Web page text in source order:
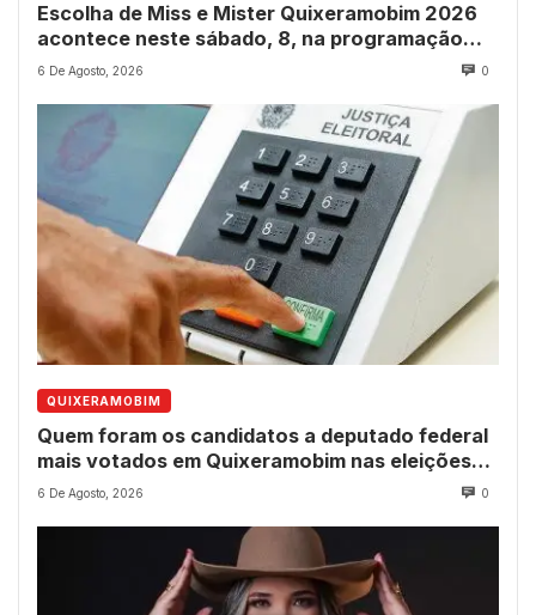
Escolha de Miss e Mister Quixeramobim 2026
acontece neste sábado, 8, na programação
dos 237 anos do município
6 De Agosto, 2026 0
QUIXERAMOBIM
Quem foram os candidatos a deputado federal
mais votados em Quixeramobim nas eleições
de 2022?
6 De Agosto, 2026 0